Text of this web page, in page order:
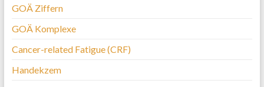
GOÄ Ziffern
GOÄ Komplexe
Cancer-related Fatigue (CRF)
Handekzem